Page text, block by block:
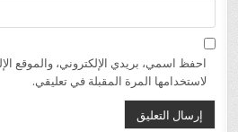
احفظ اسمي، بريدي الإلكتروني، والموقع
لاستخدامها المرة المقبلة في تعليقي.